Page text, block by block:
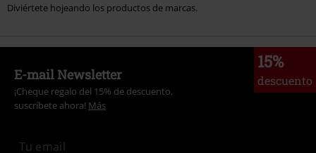
Diviértete hojeando los productos de marcas.
15%
descuento
E-mail Newsletter
¡Cheque regalo del 15% de descuento,
suscríbete ahora! Más